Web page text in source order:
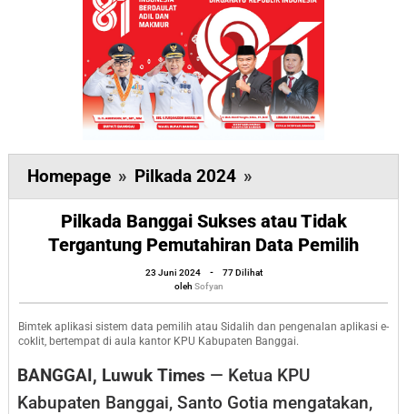
Homepage » Pilkada 2024 »
Banggai
Sukses
atau
Tidak
Tergantung
Pemutahiran
Data
Pemilih
Pilkada Banggai Sukses atau Tidak
Tergantung Pemutahiran Data Pemilih
23 Juni 2024
oleh
Sofyan
-
77 Dilihat
oleh Sofyan
Bimtek aplikasi sistem data pemilih atau Sidalih dan pengenalan aplikasi e-
coklit, bertempat di aula kantor KPU Kabupaten Banggai.
BANGGAI, Luwuk Times — Ketua KPU
Kabupaten Banggai, Santo Gotia mengatakan,